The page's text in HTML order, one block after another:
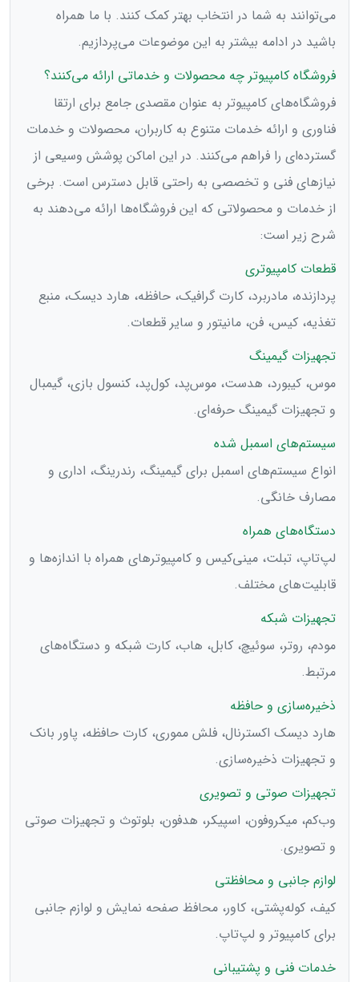
می‌توانند به شما در انتخاب بهتر کمک کنند. با ما همراه
باشید در ادامه بیشتر به این موضوعات می‌پردازیم.
فروشگاه کامپیوتر چه محصولات و خدماتی ارائه می‌کنند؟
فروشگاه‌های کامپیوتر به عنوان مقصدی جامع برای ارتقا
فناوری و ارائه خدمات متنوع به کاربران، محصولات و خدمات
گسترده‌ای را فراهم می‌کنند. در این اماکن پوشش وسیعی از
نیازهای فنی و تخصصی به راحتی قابل دسترس است. برخی
از خدمات و محصولاتی که این فروشگاه‌ها ارائه می‌دهند به
شرح زیر است:
قطعات کامپیوتری
پردازنده، مادربرد، کارت گرافیک، حافظه، هارد دیسک، منبع
تغذیه، کیس، فن، مانیتور و سایر قطعات.
تجهیزات گیمینگ
موس، کیبورد، هدست، موس‌پد، کول‌پد، کنسول بازی، گیمبال
و تجهیزات گیمینگ حرفه‌ای.
سیستم‌های اسمبل شده
انواع سیستم‌های اسمبل برای گیمینگ، رندرینگ، اداری و
مصارف خانگی.
دستگاه‌های همراه
لپ‌تاپ، تبلت، مینی‌کیس و کامپیوترهای همراه با اندازه‌ها و
قابلیت‌های مختلف.
تجهیزات شبکه
مودم، روتر، سوئیچ، کابل، هاب، کارت شبکه و دستگاه‌های
مرتبط.
ذخیره‌سازی و حافظه
هارد دیسک اکسترنال، فلش مموری، کارت حافظه، پاور بانک
و تجهیزات ذخیره‌سازی.
تجهیزات صوتی و تصویری
وب‌کم، میکروفون، اسپیکر، هدفون، بلوتوث و تجهیزات صوتی
و تصویری.
لوازم جانبی و محافظتی
کیف، کوله‌پشتی، کاور، محافظ صفحه نمایش و لوازم جانبی
برای کامپیوتر و لپ‌تاپ.
خدمات فنی و پشتیبانی